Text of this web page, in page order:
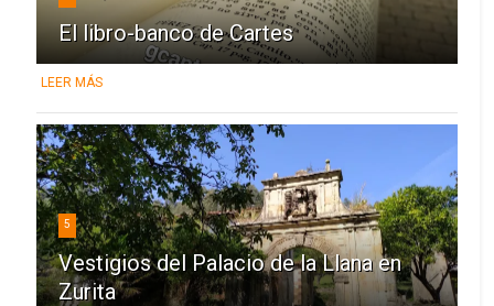
El libro-banco de Cartes
LEER MÁS
5
Vestigios del Palacio de la Llana en
Zurita